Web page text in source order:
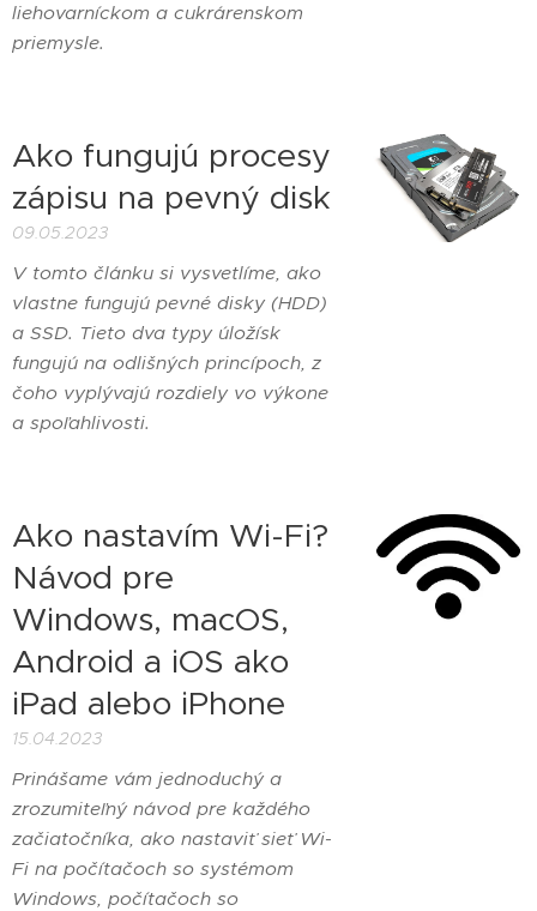
liehovarníckom a cukrárenskom
priemysle.
Ako fungujú procesy
zápisu na pevný disk
09.05.2023
V tomto článku si vysvetlíme, ako
vlastne fungujú pevné disky (HDD)
a SSD. Tieto dva typy úložísk
fungujú na odlišných princípoch, z
čoho vyplývajú rozdiely vo výkone
a spoľahlivosti.
Ako nastavím Wi-Fi?
Návod pre
Windows, macOS,
Android a iOS ako
iPad alebo iPhone
15.04.2023
Prinášame vám jednoduchý a
zrozumiteľný návod pre každého
začiatočníka, ako nastaviť sieť Wi-
Fi na počítačoch so systémom
Windows, počítačoch so